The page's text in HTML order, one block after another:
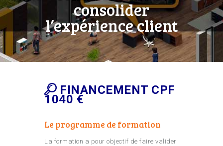
consolider
l’expérience client
FINANCEMENT CPF
1040 €
Le programme de formation
La formation a pour objectif de faire valider